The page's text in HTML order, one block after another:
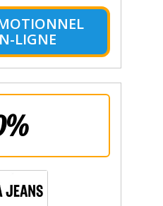
LIGNE